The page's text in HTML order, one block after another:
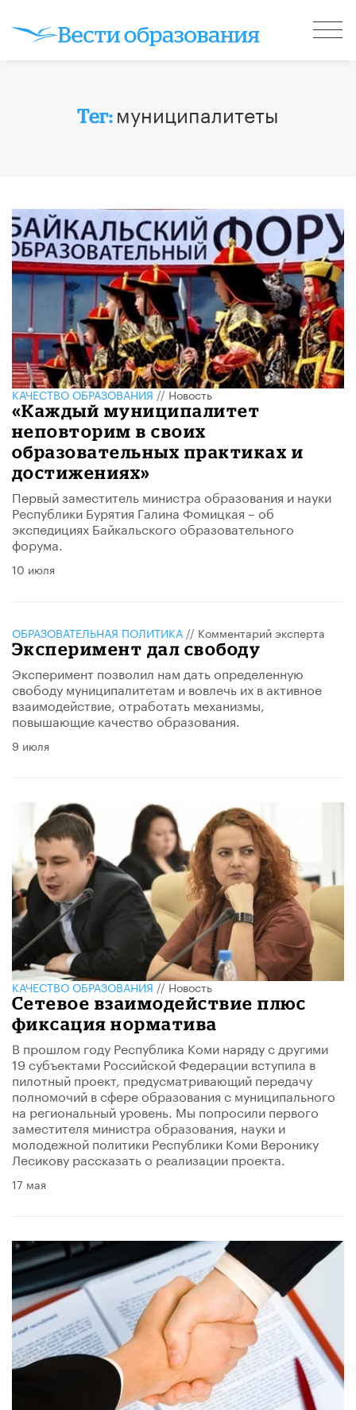
Тег: муниципалитеты
КАЧЕСТВО ОБРАЗОВАНИЯ//Новость
«Каждый муниципалитет
неповторим в своих
образовательных практиках и
достижениях»
Первый заместитель министра образования и науки
Республики Бурятия Галина Фомицкая – об
экспедициях Байкальского образовательного
форума.
10 июля
ОБРАЗОВАТЕЛЬНАЯ ПОЛИТИКА // Комментарий эксперта
Эксперимент дал свободу
Эксперимент позволил нам дать определенную
свободу муниципалитетам и вовлечь их в активное
взаимодействие, отработать механизмы,
повышающие качество образования.
9 июля
КАЧЕСТВО ОБРАЗОВАНИЯ//Новость
Сетевое взаимодействие плюс
фиксация норматива
В прошлом году Республика Коми наряду с другими
19 субъектами Российской Федерации вступила в
пилотный проект, предусматривающий передачу
полномочий в сфере образования с муниципального
на региональный уровень. Мы попросили первого
заместителя министра образования, науки и
молодежной политики Республики Коми Веронику
Лесикову рассказать о реализации проекта.
17 мая